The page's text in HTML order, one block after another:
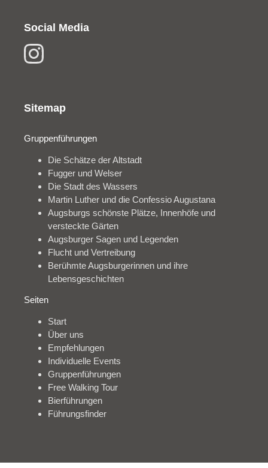
Social Media
Sitemap
Gruppenführungen
Die Schätze der Altstadt
Fugger und Welser
Die Stadt des Wassers
Martin Luther und die Confessio Augustana
Augsburgs schönste Plätze, Innenhöfe und
versteckte Gärten
Augsburger Sagen und Legenden
Flucht und Vertreibung
Berühmte Augsburgerinnen und ihre
Lebensgeschichten
Seiten
Start
Über uns
Empfehlungen
Individuelle Events
Gruppenführungen
Free Walking Tour
Bierführungen
Führungsfinder